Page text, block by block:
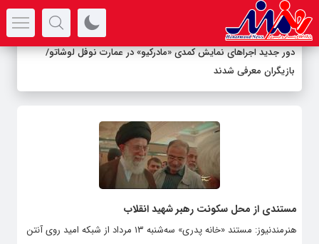
دور جدید اجراهای نمایش کمدی «مادرکیو» در عمارت نوفل لوشاتو/
بازیگران معرفی شدند
مستندی از محل سکونت رهبر شهید انقلاب
هنرمندنیوز: مستند «خانه پدری» سه‌شنبه ۱۳ مرداد از شبکه امید روی آنتن